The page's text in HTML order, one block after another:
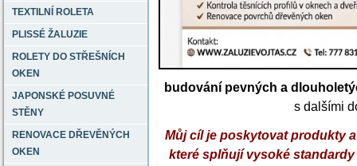
TEXTILNÍ ROLETA
PLISSÉ ŽALUZIE
ROLETY DO STŘEŠNÍCH
OKEN
JAPONSKÉ POSUVNÉ
STĚNY
RENOVACE DŘEVĚNÝCH
OKEN
budování pevných a
s dalšími
Můj cíl je poskytovat produkty
které splňují vysoké